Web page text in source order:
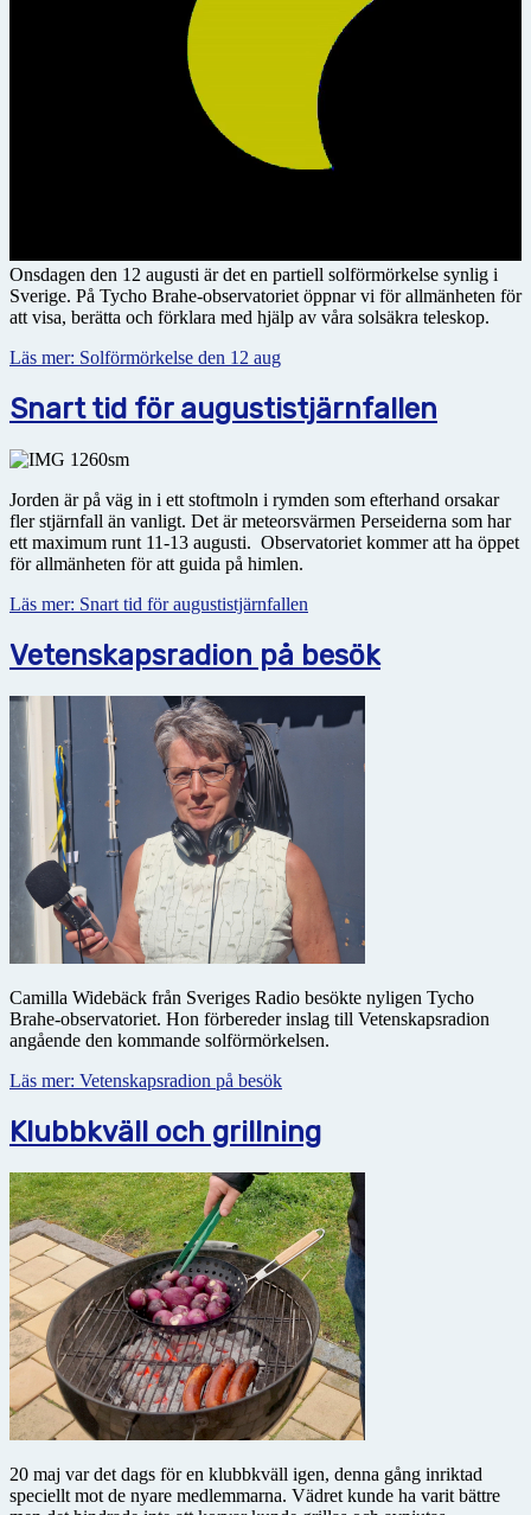
Onsdagen den 12 augusti är det en partiell solförmörkelse synlig i
Sverige. På Tycho Brahe-observatoriet öppnar vi för allmänheten för
att visa, berätta och förklara med hjälp av våra solsäkra teleskop.
Läs mer: Solförmörkelse den 12 aug
Snart tid för augustistjärnfallen
Jorden är på väg in i ett stoftmoln i rymden som efterhand orsakar
fler stjärnfall än vanligt. Det är meteorsvärmen Perseiderna som har
ett maximum runt 11-13 augusti. Observatoriet kommer att ha öppet
för allmänheten för att guida på himlen.
Läs mer: Snart tid för augustistjärnfallen
Vetenskapsradion på besök
Camilla Widebäck från Sveriges Radio besökte nyligen Tycho
Brahe-observatoriet. Hon förbereder inslag till Vetenskapsradion
angående den kommande solförmörkelsen.
Läs mer: Vetenskapsradion på besök
Klubbkväll och grillning
20 maj var det dags för en klubbkväll igen, denna gång inriktad
speciellt mot de nyare medlemmarna. Vädret kunde ha varit bättre